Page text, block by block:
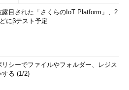
露目された「さくらのIoT Platform」、2
にβテスト予定
リシーでファイルやフォルダー、レジス
する (1/2)